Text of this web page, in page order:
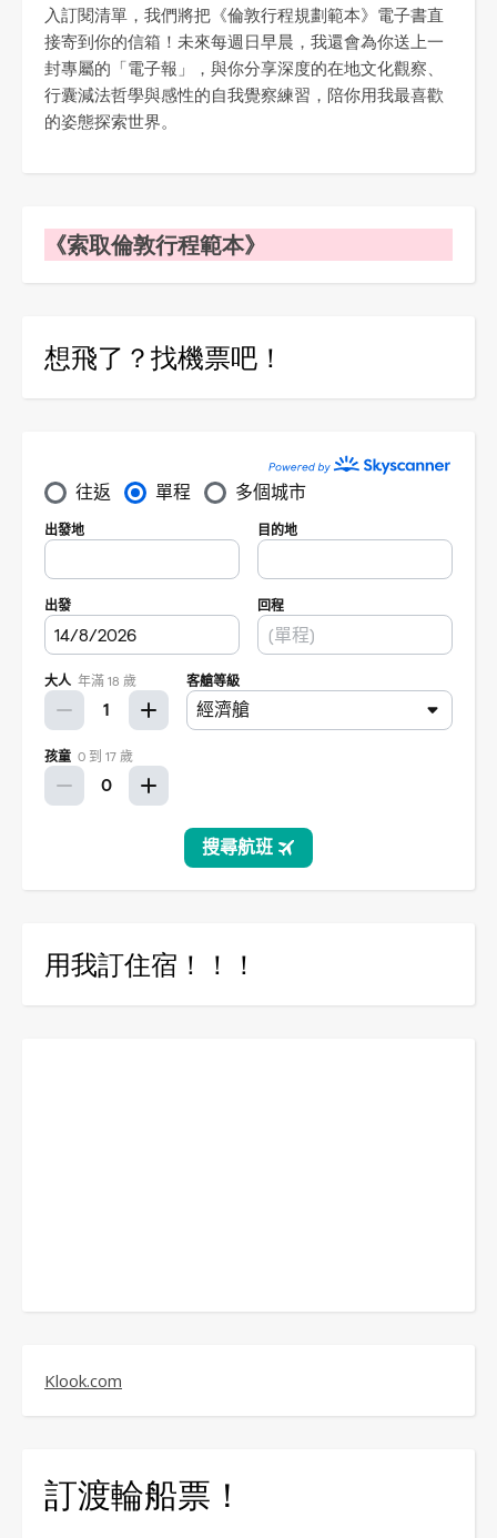
入訂閱清單，我們將把《倫敦行程規劃範本》電子書直
接寄到你的信箱！未來每週日早晨，我還會為你送上一
封專屬的「電子報」，與你分享深度的在地文化觀察、
行囊減法哲學與感性的自我覺察練習，陪你用我最喜歡
的姿態探索世界。
《索取倫敦行程範本》
想飛了？找機票吧！
用我訂住宿！！！
Klook.com
訂渡輪船票！